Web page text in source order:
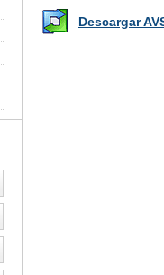
Descargar